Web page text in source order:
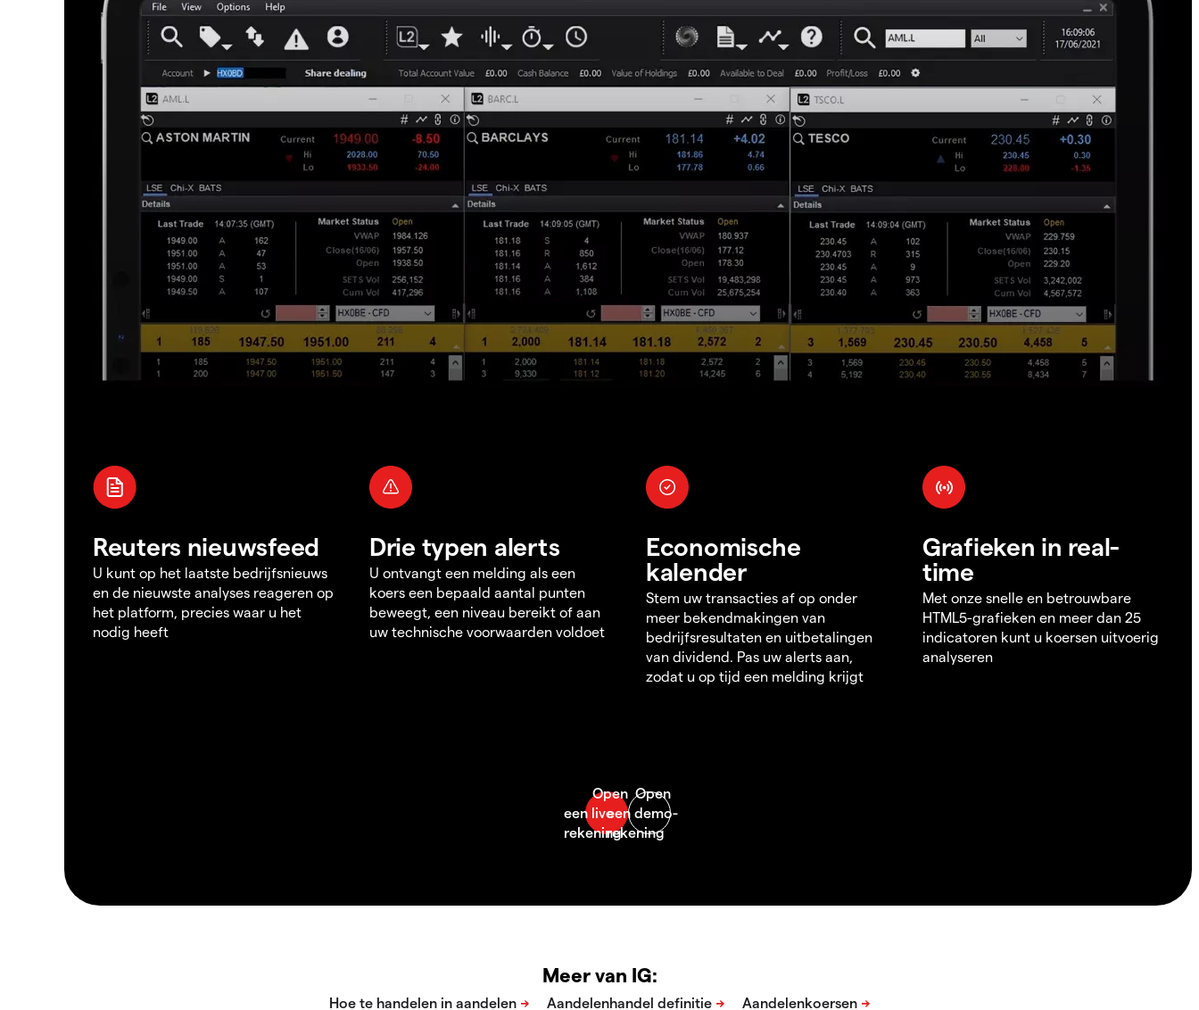
Reuters nieuwsfeed
U kunt op het laatste bedrijfsnieuws
en de nieuwste analyses reageren op
het platform, precies waar u het
nodig heeft
Drie typen alerts
U ontvangt een melding als een
koers een bepaald aantal punten
beweegt, een niveau bereikt of aan
uw technische voorwaarden voldoet
Economische
kalender
Stem uw transacties af op onder
meer bekendmakingen van
bedrijfsresultaten en uitbetalingen
van dividend. Pas uw alerts aan,
zodat u op tijd een melding krijgt
Grafieken in real-
time
Met onze snelle en betrouwbare
HTML5-grafieken en meer dan 25
indicatoren kunt u koersen uitvoerig
analyseren
Meer van IG: